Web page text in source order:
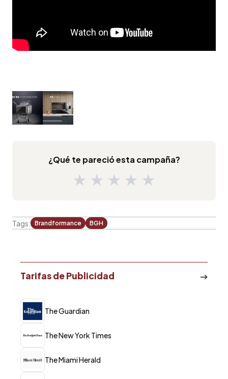
¿Qué te pareció esta campaña?
★ ★ ★ ★ ★
Tags: Brandformance BGH
Tarifas de Publicidad
The Guardian
The New York Times
The Miami Herald